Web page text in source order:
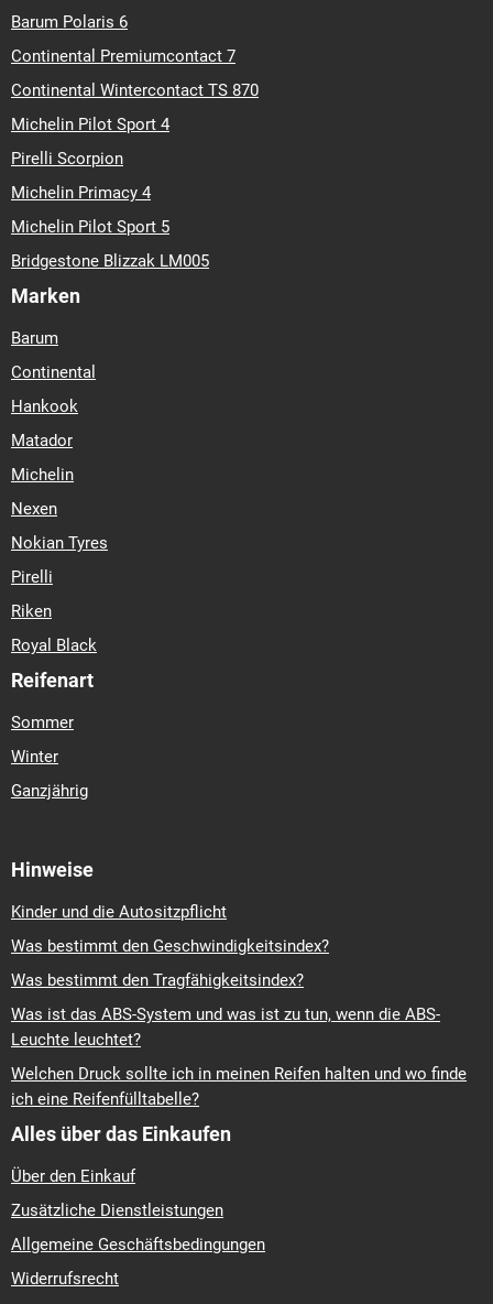
Barum Polaris 6
Continental Premiumcontact 7
Continental Wintercontact TS 870
Michelin Pilot Sport 4
Pirelli Scorpion
Michelin Primacy 4
Michelin Pilot Sport 5
Bridgestone Blizzak LM005
Marken
Barum
Continental
Hankook
Matador
Michelin
Nexen
Nokian Tyres
Pirelli
Riken
Royal Black
Reifenart
Sommer
Winter
Ganzjährig
Hinweise
Kinder und die Autositzpflicht
Was bestimmt den Geschwindigkeitsindex?
Was bestimmt den Tragfähigkeitsindex?
Was ist das ABS-System und was ist zu tun, wenn die ABS-
Leuchte leuchtet?
Welchen Druck sollte ich in meinen Reifen halten und wo finde
ich eine Reifenfülltabelle?
Alles über das Einkaufen
Über den Einkauf
Zusätzliche Dienstleistungen
Allgemeine Geschäftsbedingungen
Widerrufsrecht